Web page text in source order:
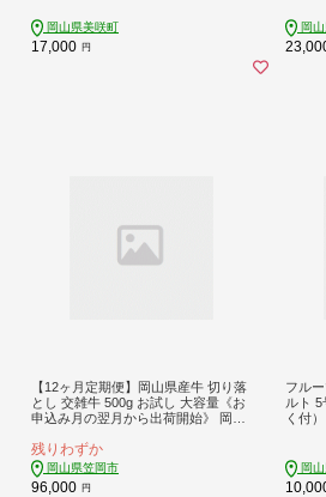
岡山県美咲町
17,000 円
岡
【12ヶ月定期便】岡山県産牛 切り落
とし 交雑牛 500g お試し 大容量《お
申込み月の翌月から出荷開始》 岡山
ytei_279_5---
残りわずか
岡山県笠岡市
96,000 円
フル
ルト 5
く付
市 お
岡